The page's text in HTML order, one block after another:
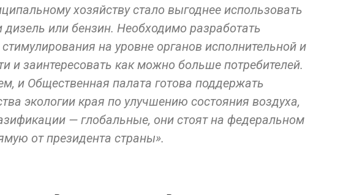
хозяйству стало выгоднее использовать
или бензин. Необходимо разработать
на уровне органов исполнительной и
и заинтересовать как можно больше потребителей.
и Общественная палата готова поддержать
экологии края по улучшению состояния воздуха,
— глобальные, они стоят на федеральном
от президента страны».